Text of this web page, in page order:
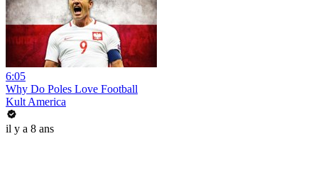
6:05
Why Do Poles Love Football
Kult America
il y a 8 ans